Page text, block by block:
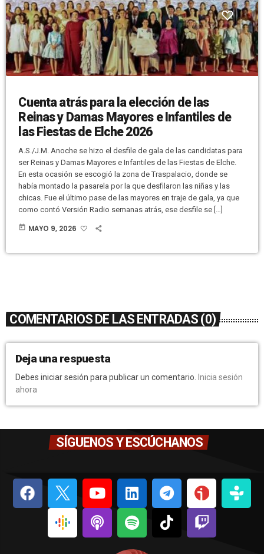
Cuenta atrás para la elección de las
Reinas y Damas Mayores e Infantiles de
las Fiestas de Elche 2026
A.S./J.M. Anoche se hizo el desfile de gala de las candidatas para
ser Reinas y Damas Mayores e Infantiles de las Fiestas de Elche.
En esta ocasión se escogió la zona de Traspalacio, donde se
había montado la pasarela por la que desfilaron las niñas y las
chicas. Fue el último pase de las mayores en traje de gala, ya que
como contó Versión Radio semanas atrás, ese desfile se […]
today MAYO 9, 2026
COMENTARIOS DE LAS ENTRADAS (0)
Deja una respuesta
Debes iniciar sesión para publicar un comentario.
Inicia sesión
ahora
SÍGUENOS Y ESCÚCHANOS